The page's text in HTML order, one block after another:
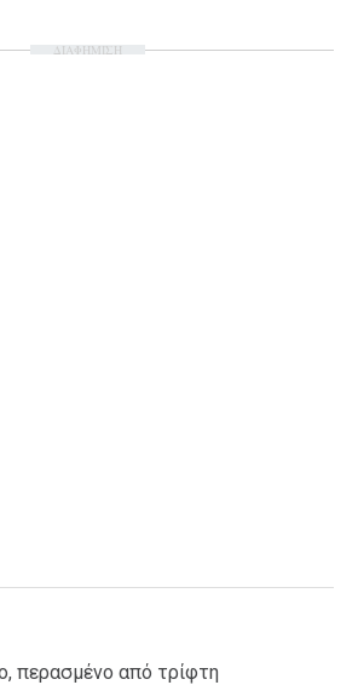
ΔΙΑΦΗΜΙΣΗ
περασμένο από τρίφτη